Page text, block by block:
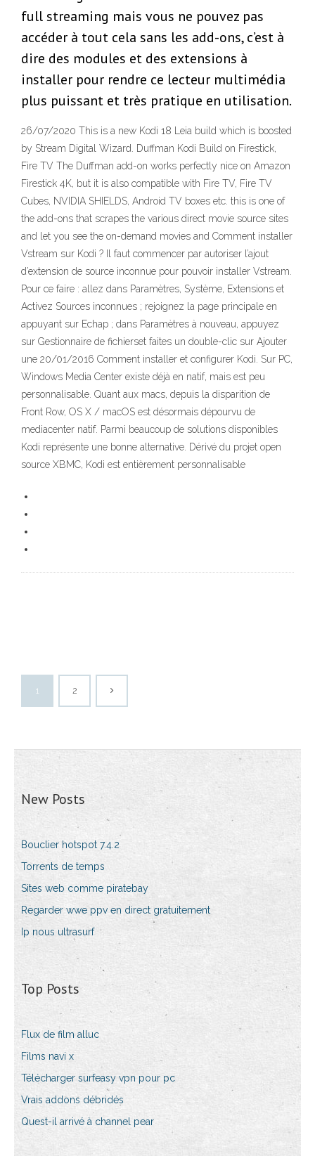
full streaming mais vous ne pouvez pas
accéder à tout cela sans les add-ons, c’est à
dire des modules et des extensions à
installer pour rendre ce lecteur multimédia
plus puissant et très pratique en utilisation.
26/07/2020 This is a new Kodi 18 Leia build which is boosted
by Stream Digital Wizard. Duffman Kodi Build on Firestick,
Fire TV The Duffman add-on works perfectly nice on Amazon
Firestick 4K, but it is also compatible with Fire TV, Fire TV
Cubes, NVIDIA SHIELDS, Android TV boxes etc. this is one of
the add-ons that scrapes the various direct movie source sites
and let you see the on-demand movies and Comment installer
Vstream sur Kodi ? Il faut commencer par autoriser l’ajout
d’extension de source inconnue pour pouvoir installer Vstream.
Pour ce faire : allez dans Paramètres, Système, Extensions et
Activez Sources inconnues ; rejoignez la page principale en
appuyant sur Echap ; dans Paramètres à nouveau, appuyez
sur Gestionnaire de fichierset faites un double-clic sur Ajouter
une 20/01/2016 Comment installer et configurer Kodi. Sur PC,
Windows Media Center existe déjà en natif, mais est peu
personnalisable. Quant aux macs, depuis la disparition de
Front Row, OS X / macOS est désormais dépourvu de
mediacenter natif. Parmi beaucoup de solutions disponibles
Kodi représente une bonne alternative. Dérivé du projet open
source XBMC, Kodi est entièrement personnalisable
1 2
New Posts
Bouclier hotspot 7.4.2
Torrents de temps
Sites web comme piratebay
Regarder wwe ppv en direct gratuitement
Ip nous ultrasurf
Top Posts
Flux de film alluc
Films navi x
Télécharger surfeasy vpn pour pc
Vrais addons débridés
Quest-il arrivé à channel pear